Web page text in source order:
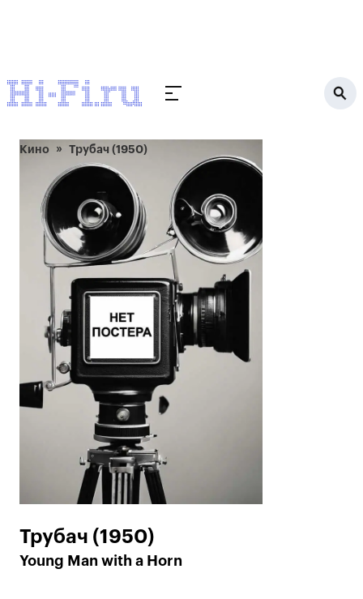
Кино Трубач (1950)
Трубач (1950)
Young Man with a Horn